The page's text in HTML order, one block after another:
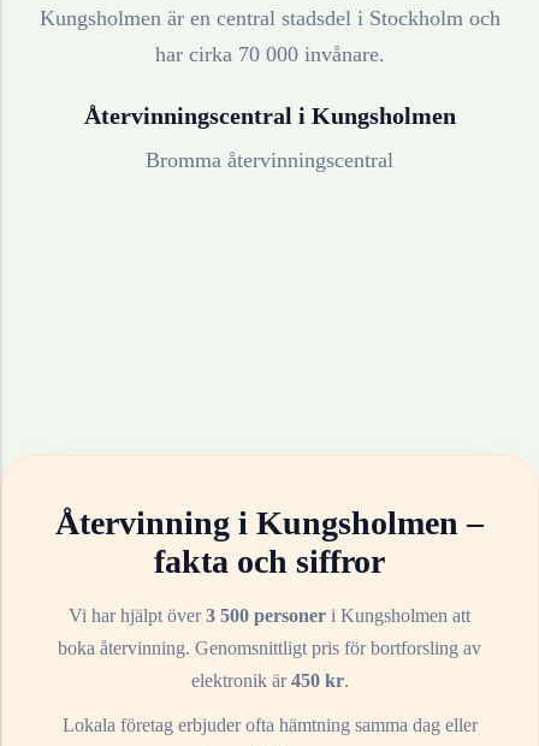
Kungsholmen är en central stadsdel i Stockholm och
har cirka 70 000 invånare.
Återvinningscentral i Kungsholmen
Bromma återvinningscentral
Återvinning i Kungsholmen–
fakta och siffror
Vi har hjälpt över3 500 personer i Kungsholmen att
boka återvinning. Genomsnittligt pris för bortforsling av
elektronikär450kr.
Lokala företag erbjuder ofta hämtning samma dag eller